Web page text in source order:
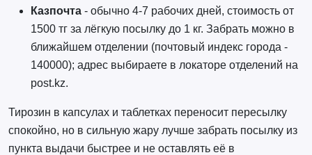
Казпочта- обычно 4-7 рабочих дней, стоимость от
1500 тг за лёгкую посылку до 1 кг. Забрать можно в
ближайшем отделении (почтовый индекс города -
140000); адрес выбираете в локаторе отделений на
post.kz.
Тирозин в капсулах и таблетках переносит пересылку
спокойно, но в сильную жару лучше забрать посылку из
пункта выдачи быстрее и не оставлять её в